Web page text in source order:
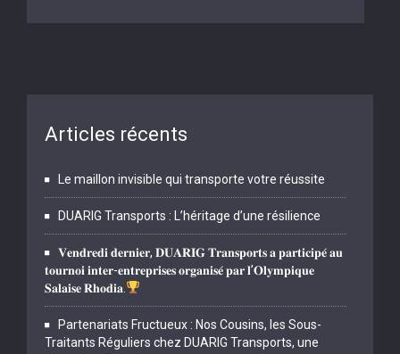
Articles récents
Le maillon invisible qui transporte votre réussite
DUARIG Transports : L’héritage d’une résilience
𝐕𝐞𝐧𝐝𝐫𝐞𝐝𝐢 𝐝𝐞𝐫𝐧𝐢𝐞𝐫, 𝐃𝐔𝐀𝐑𝐈𝐆 𝐓𝐫𝐚𝐧𝐬𝐩𝐨𝐫𝐭𝐬 𝐚 𝐩𝐚𝐫𝐭𝐢𝐜𝐢𝐩𝐞́ 𝐚𝐮
𝐭𝐨𝐮𝐫𝐧𝐨𝐢 𝐢𝐧𝐭𝐞𝐫-𝐞𝐧𝐭𝐫𝐞𝐩𝐫𝐢𝐬𝐞𝐬 𝐨𝐫𝐠𝐚𝐧𝐢𝐬𝐞́ 𝐩𝐚𝐫 𝐥’𝐎𝐥𝐲𝐦𝐩𝐢𝐪𝐮𝐞
𝐒𝐚𝐥𝐚𝐢𝐬𝐞 𝐑𝐡𝐨𝐝𝐢𝐚.
Partenariats Fructueux : Nos Cousins, les Sous-
Traitants Réguliers chez DUARIG Transports, une